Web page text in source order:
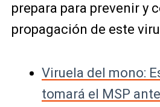
prepara para prevenir y
propagación de este
Viruela del mono:
tomará el MSP